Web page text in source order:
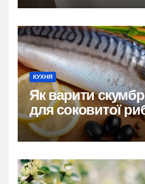
КУХНЯ
Як варити
для соковитої